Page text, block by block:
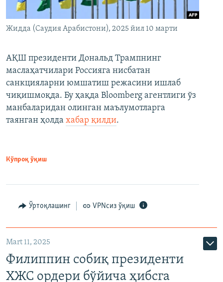
Жидда (Саудия Арабистони), 2025 йил 10 марти
АҚШ президенти Дональд Трампнинг
маслаҳатчилари Россияга нисбатан
санкцияларни юмшатиш режасини ишлаб
чиқишмоқда. Бу ҳақда Bloomberg агентлиги ўз
манбаларидан олинган маълумотларга
таянган ҳолда хабар қилди.
Кўпроқ ўқиш
Ўртоқлашинг VPNсиз ўқиш
Mart 11, 2025
Филиппин собиқ президенти
ХЖС ордери бўйича ҳибсга